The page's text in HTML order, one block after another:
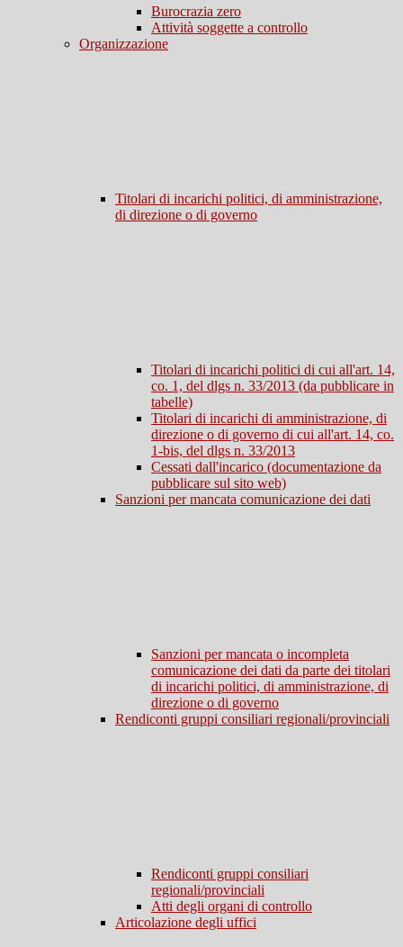
Burocrazia zero
Attività soggette a controllo
Organizzazione
Titolari di incarichi politici, di amministrazione,
di direzione o di governo
Titolari di incarichi politici di cui all'art. 14,
co. 1, del dlgs n. 33/2013 (da pubblicare in
tabelle)
Titolari di incarichi di amministrazione, di
direzione o di governo di cui all'art. 14, co.
1-bis, del dlgs n. 33/2013
Cessati dall'incarico (documentazione da
pubblicare sul sito web)
Sanzioni per mancata comunicazione dei dati
Sanzioni per mancata o incompleta
comunicazione dei dati da parte dei titolari
di incarichi politici, di amministrazione, di
direzione o di governo
Rendiconti gruppi consiliari regionali/provinciali
Rendiconti gruppi consiliari
regionali/provinciali
Atti degli organi di controllo
Articolazione degli uffici